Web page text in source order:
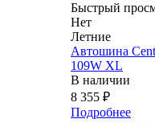
Быстрый
Нет
Летние
Автошина
109W XL
В наличии
8 355 ₽
Подробнее